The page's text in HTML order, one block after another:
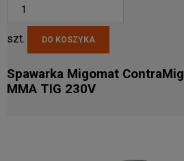
szt. DO KOSZYKA
Spawarka Migomat
MMA TIG 230V